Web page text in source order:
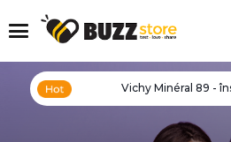
Vichy Minéral 89 -